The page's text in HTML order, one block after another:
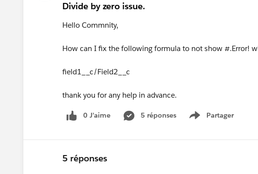
Divide by zero issue.
Hello Commnity,
How can I fix the following formula to not show #.Error!
field1__c/Field2__c
thank you for any help in advance.
0 J’aime 5 réponses Partager
Show menu
5 réponses